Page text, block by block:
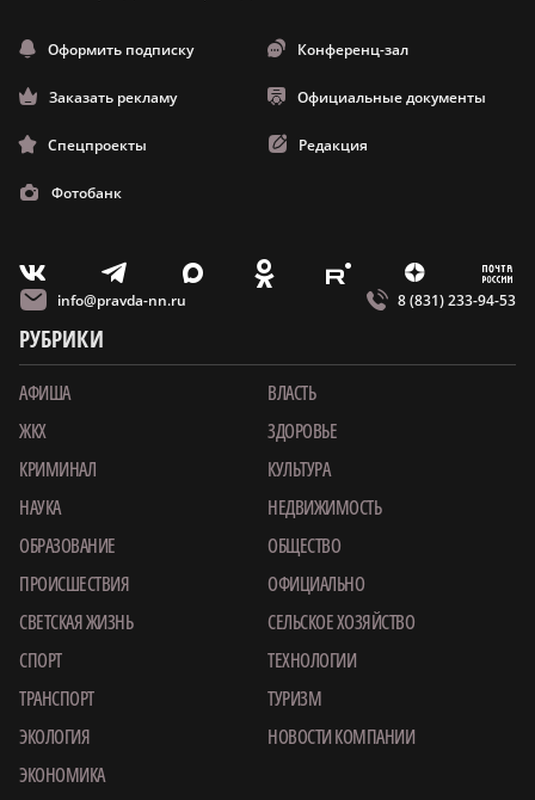
Оформить подписку Конференц-зал
Заказать рекламу Официальные документы
Спецпроекты Редакция
Фотобанк
V T X O E Z m
info@pravda-nn.ru 8 (831) 233-94-53
РУБРИКИ
АФИША
ВЛАСТЬ
ЖКХ
ЗДОРОВЬЕ
КРИМИНАЛ
КУЛЬТУРА
НАУКА
НЕДВИЖИМОСТЬ
ОБРАЗОВАНИЕ
ОБЩЕСТВО
ПРОИСШЕСТВИЯ
ОФИЦИАЛЬНО
СВЕТСКАЯ ЖИЗНЬ
СЕЛЬСКОЕ ХОЗЯЙСТВО
СПОРТ
ТЕХНОЛОГИИ
ТРАНСПОРТ
ТУРИЗМ
ЭКОЛОГИЯ
НОВОСТИ КОМПАНИИ
ЭКОНОМИКА